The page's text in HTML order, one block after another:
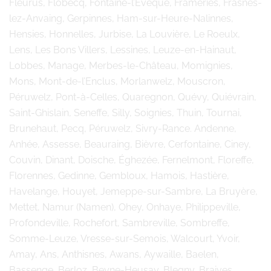
Fleurus, Flobecq, Fontaine-l’Evêque, Frameries, Frasnes-
lez-Anvaing, Gerpinnes, Ham-sur-Heure-Nalinnes,
Hensies, Honnelles, Jurbise, La Louvière, Le Roeulx,
Lens, Les Bons Villers, Lessines, Leuze-en-Hainaut,
Lobbes, Manage, Merbes-le-Château, Momignies,
Mons, Mont-de-l’Enclus, Morlanwelz, Mouscron,
Péruwelz, Pont-à-Celles, Quaregnon, Quévy, Quiévrain,
Saint-Ghislain, Seneffe, Silly, Soignies, Thuin, Tournai,
Brunehaut, Pecq, Péruwelz, Sivry-Rance. Andenne,
Anhée, Assesse, Beauraing, Bièvre, Cerfontaine, Ciney,
Couvin, Dinant, Doische, Éghezée, Fernelmont, Floreffe,
Florennes, Gedinne, Gembloux, Hamois, Hastière,
Havelange, Houyet, Jemeppe-sur-Sambre, La Bruyère,
Mettet, Namur (Namen), Ohey, Onhaye, Philippeville,
Profondeville, Rochefort, Sambreville, Sombreffe,
Somme-Leuze, Vresse-sur-Semois, Walcourt, Yvoir,
Amay, Ans, Anthisnes, Awans, Aywaille, Baelen,